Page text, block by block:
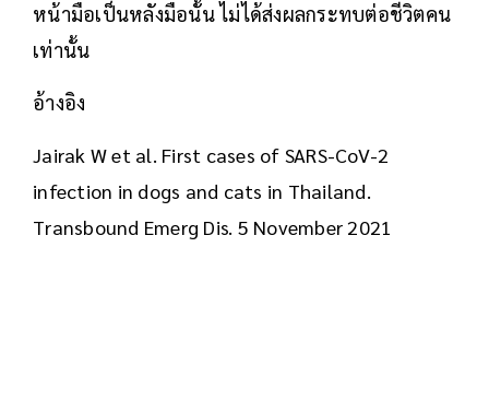
หน้ามือเป็นหลังมือนั้น ไม่ได้ส่งผลกระทบต่อชีวิตคน
เท่านั้น
อ้างอิง
Jairak W et al. First cases of SARS-CoV-2
infection in dogs and cats in Thailand.
Transbound Emerg Dis. 5 November 2021